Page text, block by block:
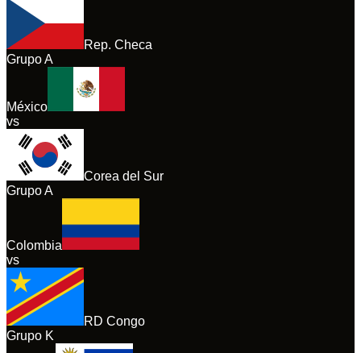
Rep. Checa
GrupoA
México
vs
Corea del Sur
GrupoA
Colombia
vs
RD Congo
Grupo K